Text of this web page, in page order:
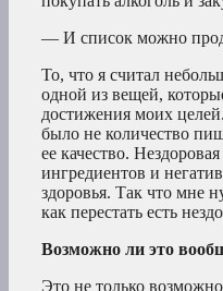
— И список можно
То, что я считал
одной из вещей,
достижения моих
было не количество
ее качество.
ингредиентов и
здоровья. Так что мне
как перестать есть
Возможно ли это
Это не только